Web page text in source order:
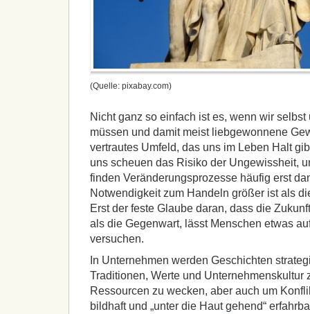
(Quelle: pixabay.com)
Nicht ganz so einfach ist es, wenn wir
müssen und damit meist liebgewonnene
vertrautes Umfeld, das uns im Leben Halt
uns scheuen das Risiko der Ungewissheit,
finden Veränderungsprozesse häufig erst
Notwendigkeit zum Handeln größer ist als
Erst der feste Glaube daran, dass die
als die Gegenwart, lässt Menschen etwas
versuchen.
In Unternehmen werden Geschichten
Traditionen, Werte und Unternehmenskultur
Ressourcen zu wecken, aber auch um
bildhaft und „unter die Haut gehend“